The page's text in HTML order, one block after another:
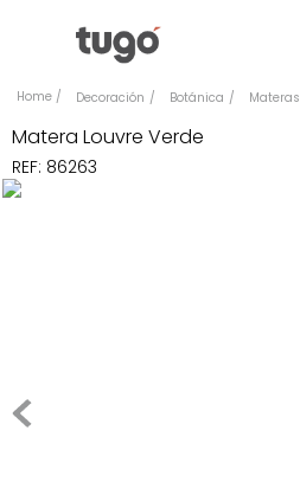
Decoración Botánica Materas
Matera Louvre Verde
REF: 86263
Comedor
Escritorio